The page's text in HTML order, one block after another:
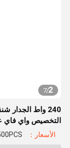
2
/
7
240 واط الجدار
التخصيص واي فاي
الأسعار：negotiable